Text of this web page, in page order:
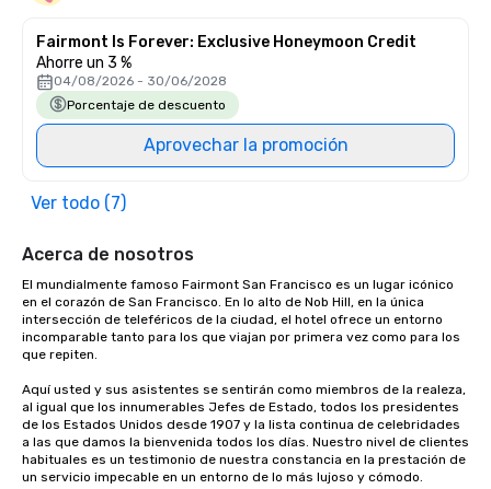
Fairmont Is Forever: Exclusive Honeymoon Credit
Ahorre un 3 %
04/08/2026 - 30/06/2028
Porcentaje de descuento
Aprovechar la promoción
Ver todo (7)
Acerca de nosotros
El mundialmente famoso Fairmont San Francisco es un lugar icónico
en el corazón de San Francisco. En lo alto de Nob Hill, en la única
intersección de teleféricos de la ciudad, el hotel ofrece un entorno
incomparable tanto para los que viajan por primera vez como para los
que repiten.
Aquí usted y sus asistentes se sentirán como miembros de la realeza,
al igual que los innumerables Jefes de Estado, todos los presidentes
de los Estados Unidos desde 1907 y la lista continua de celebridades
a las que damos la bienvenida todos los días. Nuestro nivel de clientes
habituales es un testimonio de nuestra constancia en la prestación de
un servicio impecable en un entorno de lo más lujoso y cómodo.